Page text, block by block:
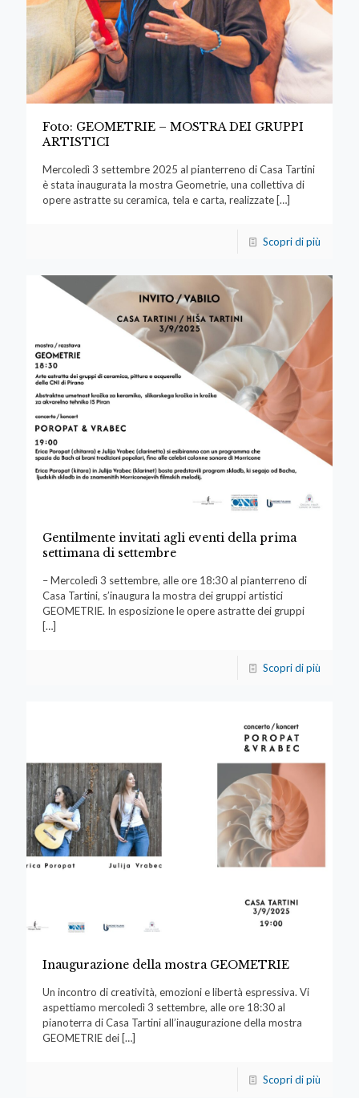
Foto: GEOMETRIE – MOSTRA DEI GRUPPI
ARTISTICI
Mercoledì 3 settembre 2025 al pianterreno di Casa Tartini
è stata inaugurata la mostra Geometrie, una collettiva di
opere astratte su ceramica, tela e carta, realizzate […]
Scopri di più
Gentilmente invitati agli eventi della prima
settimana di settembre
– Mercoledì 3 settembre, alle ore 18:30 al pianterreno di
Casa Tartini, s’inaugura la mostra dei gruppi artistici
GEOMETRIE. In esposizione le opere astratte dei gruppi
[…]
Scopri di più
Inaugurazione della mostra GEOMETRIE
Un incontro di creatività, emozioni e libertà espressiva. Vi
aspettiamo mercoledì 3 settembre, alle ore 18:30 al
pianoterra di Casa Tartini all’inaugurazione della mostra
GEOMETRIE dei […]
Scopri di più